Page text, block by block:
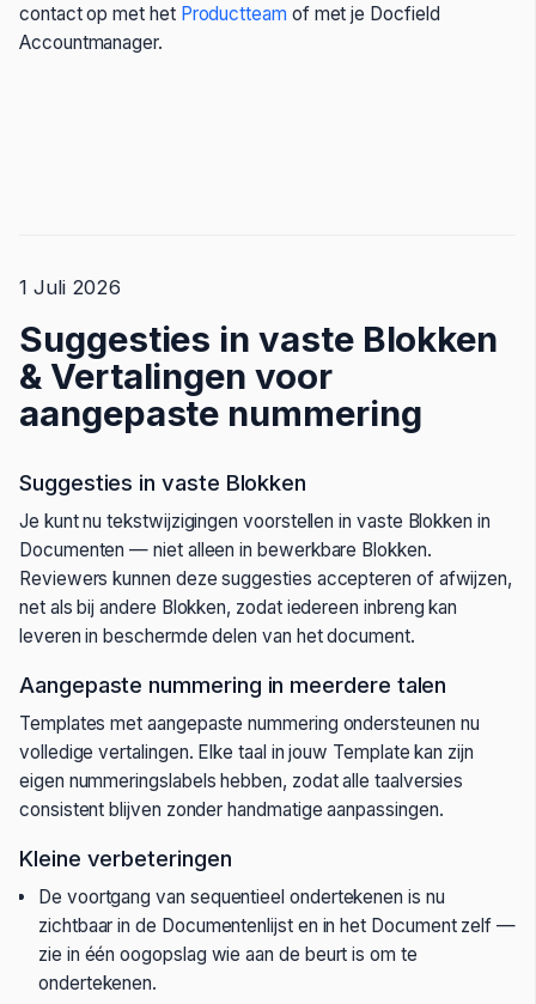
contact op met het Productteam of met je Docfield
Accountmanager.
1 Juli 2026
Suggesties in vaste Blokken
& Vertalingen voor
aangepaste nummering
Suggesties in vaste Blokken
Je kunt nu tekstwijzigingen voorstellen in vaste Blokken in
Documenten — niet alleen in bewerkbare Blokken.
Reviewers kunnen deze suggesties accepteren of afwijzen,
net als bij andere Blokken, zodat iedereen inbreng kan
leveren in beschermde delen van het document.
Aangepaste nummering in meerdere talen
Templates met aangepaste nummering ondersteunen nu
volledige vertalingen. Elke taal in jouw Template kan zijn
eigen nummeringslabels hebben, zodat alle taalversies
consistent blijven zonder handmatige aanpassingen.
Kleine verbeteringen
De voortgang van sequentieel ondertekenen is nu
zichtbaar in de Documentenlijst en in het Document zelf —
zie in één oogopslag wie aan de beurt is om te
ondertekenen.